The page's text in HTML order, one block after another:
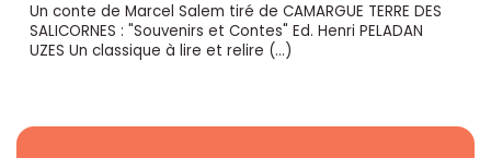
Un conte de Marcel Salem tiré de CAMARGUE TERRE DES
SALICORNES : "Souvenirs et Contes" Ed. Henri PELADAN
UZES Un classique à lire et relire (…)